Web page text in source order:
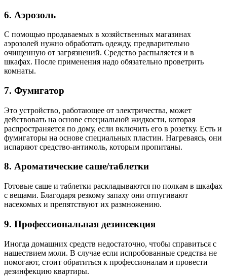
6. Аэрозоль
С помощью продаваемых в хозяйственных магазинах
аэрозолей нужно обработать одежду, предварительно
очищенную от загрязнений. Средство распыляется и в
шкафах. После применения надо обязательно проветрить
комнаты.
7. Фумигатор
Это устройство, работающее от электричества, может
действовать на основе специальной жидкости, которая
распространяется по дому, если включить его в розетку. Есть и
фумигаторы на основе специальных пластин. Нагреваясь, они
испаряют средство-антимоль, которым пропитаны.
8. Ароматические саше/таблетки
Готовые саше и таблетки раскладываются по полкам в шкафах
с вещами. Благодаря резкому запаху они отпугивают
насекомых и препятствуют их размножению.
9. Профессиональная дезинсекция
Иногда домашних средств недостаточно, чтобы справиться с
нашествием моли. В случае если испробованные средства не
помогают, стоит обратиться к профессионалам и провести
дезинфекцию квартиры.